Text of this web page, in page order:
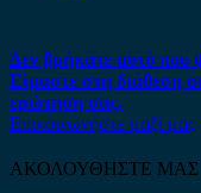
Δεν βρήκατε αυτό που
Είμαστε στη διάθεση
ερώτηση σας.
Επικοινωνήστε μαζί μας
ΑΚΟΛΟΥΘΗΣΤΕ ΜΑΣ